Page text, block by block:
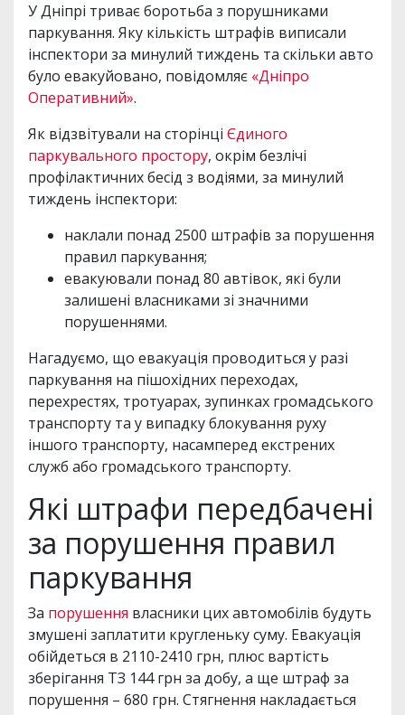
У Дніпрі триває боротьба з порушниками
паркування. Яку кількість штрафів виписали
інспектори за минулий тиждень та скільки авто
було евакуйовано, повідомляє «Дніпро
Оперативний».
Як відзвітували на сторінці Єдиного
паркувального простору, окрім безлічі
профілактичних бесід з водіями, за минулий
тиждень інспектори:
наклали понад 2500 штрафів за порушення
правил паркування;
евакуювали понад 80 автівок, які були
залишені власниками зі значними
порушеннями.
Нагадуємо, що евакуація проводиться у разі
паркування на пішохідних переходах,
перехрестях, тротуарах, зупинках громадського
транспорту та у випадку блокування руху
іншого транспорту, насамперед екстрених
служб або громадського транспорту.
Які штрафи передбачені
за порушення правил
паркування
За порушення власники цих автомобілів будуть
змушені заплатити кругленьку суму. Евакуація
обійдеться в 2110-2410 грн, плюс вартість
зберігання ТЗ 144 грн за добу, а ще штраф за
порушення – 680 грн. Стягнення накладається